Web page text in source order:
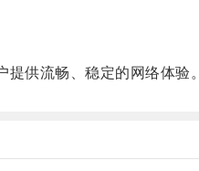
供流畅、稳定的网络体验。